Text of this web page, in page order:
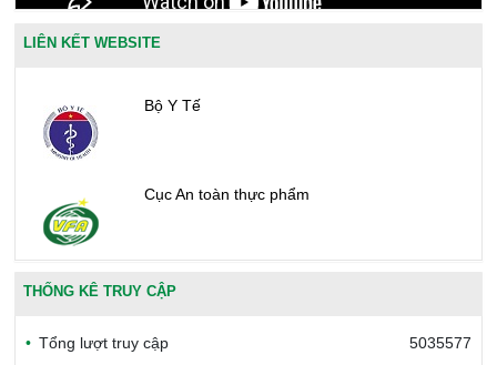
LIÊN KẾT WEBSITE
Bộ Y Tế
Cục An toàn thực phẩm
Văn phòng công nhận chất lượng
THỐNG KÊ TRUY CẬP
Tổng lượt truy cập
5035577